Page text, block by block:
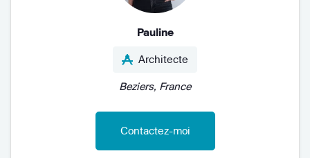
Pauline
Architecte
Beziers, France
Contactez-moi